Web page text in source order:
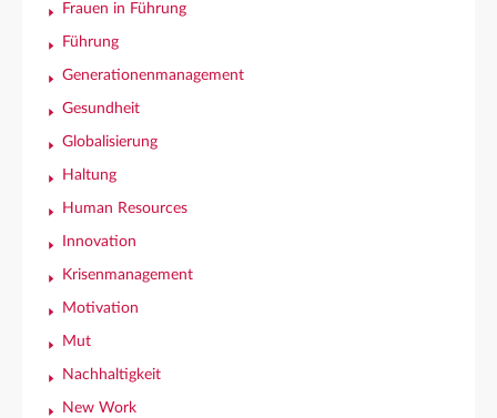
Frauen in Führung
Führung
Generationenmanagement
Gesundheit
Globalisierung
Haltung
Human Resources
Innovation
Krisenmanagement
Motivation
Mut
Nachhaltigkeit
New Work